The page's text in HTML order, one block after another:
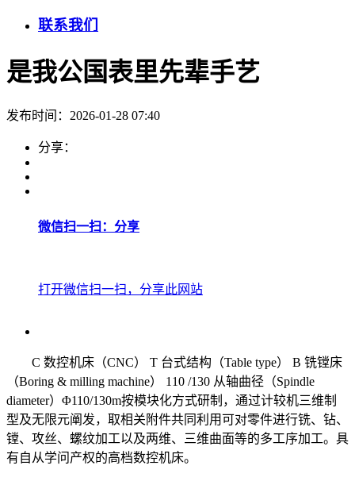
联系我们
是我公国表里先辈手艺
发布时间：2026-01-28 07:40
分享：
微信扫一扫：分享
打开微信扫一扫，分享此网站
C 数控机床（CNC） T 台式结构（Table type） B 铣镗床
（Boring & milling machine） 110 /130 从轴曲径（Spindle
diameter）Φ110/130m按模块化方式研制，通过计较机三维制
型及无限元阐发，取相关附件共同利用可对零件进行铣、钻、
镗、攻丝、螺纹加工以及两维、三维曲面等的多工序加工。具
有自从学问产权的高档数控机床。